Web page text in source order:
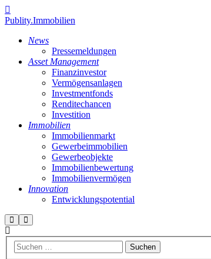
Publity.Immobilien
News
Pressemeldungen
Asset Management
Finanzinvestor
Vermögensanlagen
Investmentfonds
Renditechancen
Investition
Immobilien
Immobilienmarkt
Gewerbeimmobilien
Gewerbeobjekte
Immobilienbewertung
Immobilienvermögen
Innovation
Entwicklungspotential
Suchen